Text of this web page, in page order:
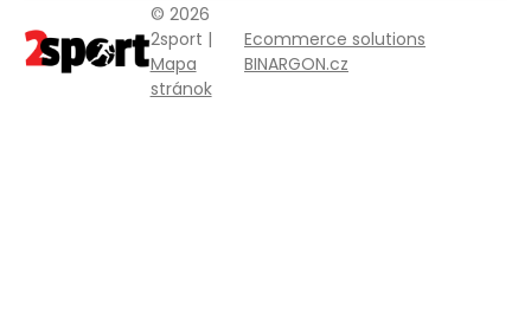
© 2026
2sport |
Mapa
stránok
Ecommerce solutions
BINARGON.cz